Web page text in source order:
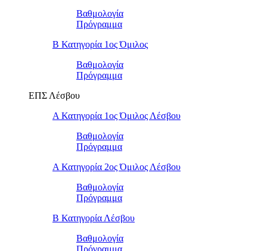
Βαθμολογία
Πρόγραμμα
Β Κατηγορία 1ος Όμιλος
Βαθμολογία
Πρόγραμμα
ΕΠΣ Λέσβου
Α Κατηγορία 1ος Όμιλος Λέσβου
Βαθμολογία
Πρόγραμμα
Α Κατηγορία 2ος Όμιλος Λέσβου
Βαθμολογία
Πρόγραμμα
B Κατηγορία Λέσβου
Βαθμολογία
Πρόγραμμα